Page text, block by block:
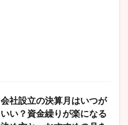
会社設立の決算月はいつが
いい？資金繰りが楽になる